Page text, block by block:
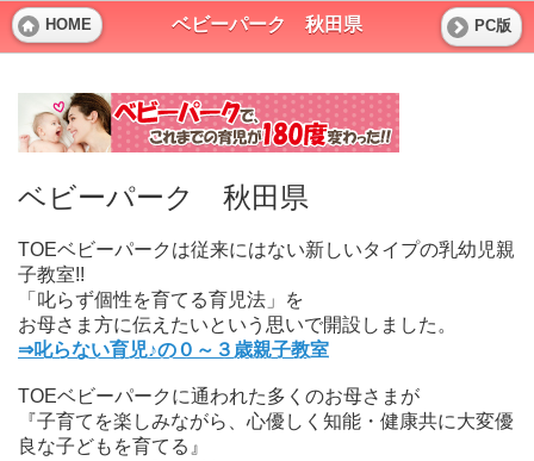
HOME ベビーパーク 秋田県 PC版
ベビーパーク 秋田県
TOEベビーパークは従来にはない新しいタイプの乳幼児親
子教室!!
「叱らず個性を育てる育児法」を
お母さま方に伝えたいという思いで開設しました。
⇒叱らない育児♪の０～３歳親子教室
TOEベビーパークに通われた多くのお母さまが
『子育てを楽しみながら、心優しく知能・健康共に大変優
良な子どもを育てる』